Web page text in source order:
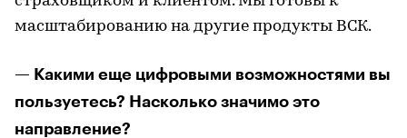
масштабированию на другие продукты ВСК.
— Какими еще цифровыми возможностями вы
пользуетесь? Насколько значимо это
направление?